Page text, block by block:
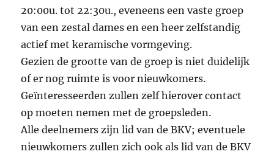
20:00u. tot 22:30u., eveneens een vaste groep
van een zestal dames en een heer zelfstandig
actief met keramische vormgeving.
Gezien de grootte van de groep is niet duidelijk
of er nog ruimte is voor nieuwkomers.
Geïnteresseerden zullen zelf hierover contact
op moeten nemen met de groepsleden.
Alle deelnemers zijn lid van de BKV; eventuele
nieuwkomers zullen zich ook als lid van de BKV